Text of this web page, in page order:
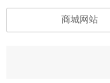
商城网站